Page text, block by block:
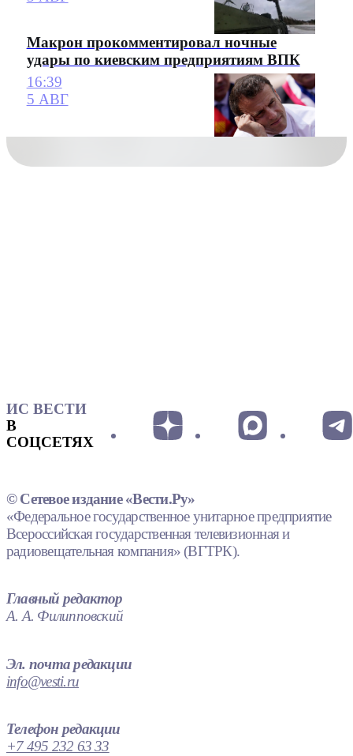
Макрон прокомментировал ночные
удары по киевским предприятиям ВПК
16:39
5 АВГ
ИС ВЕСТИ
В
СОЦСЕТЯХ
© Сетевое издание «Вести.Ру»
«Федеральное государственное унитарное предприятие
Всероссийская государственная телевизионная и
радиовещательная компания» (ВГТРК).
Главный редактор
А. А. Филипповский
Эл. почта редакции
info@vesti.ru
Телефон редакции
+7 495 232 63 33